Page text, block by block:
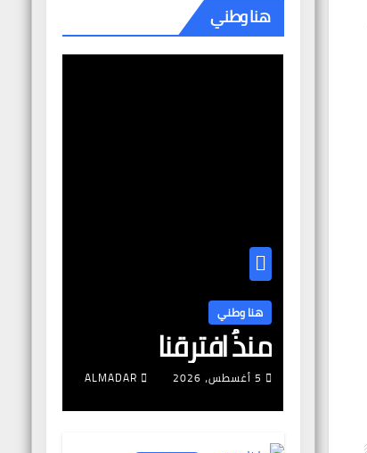
وساطتها في إيران
هنا وطني
هنا وطني
منذُ افترقنا
5 أغسطس، 2026 ALMADAR